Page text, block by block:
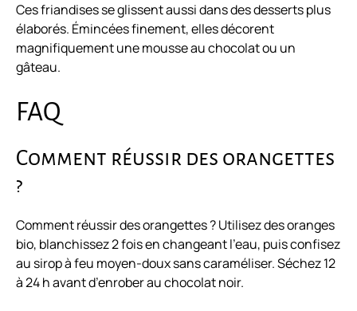
Ces friandises se glissent aussi dans des desserts plus
élaborés. Émincées finement, elles décorent
magnifiquement une mousse au chocolat ou un
gâteau.
FAQ
Comment réussir des orangettes
?
Comment réussir des orangettes ? Utilisez des oranges
bio, blanchissez 2 fois en changeant l’eau, puis confisez
au sirop à feu moyen-doux sans caraméliser. Séchez 12
à 24 h avant d’enrober au chocolat noir.